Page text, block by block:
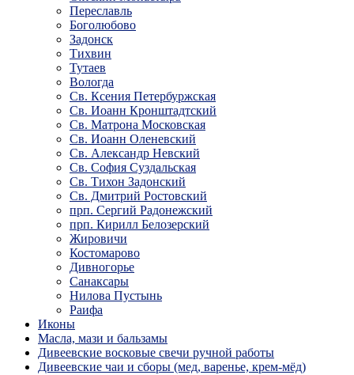
Переславль
Боголюбово
Задонск
Тихвин
Тутаев
Вологда
Св. Ксения Петербуржская
Св. Иоанн Кронштадтский
Св. Матрона Московская
Св. Иоанн Оленевский
Св. Александр Невский
Св. София Суздальская
Св. Тихон Задонский
Св. Дмитрий Ростовский
прп. Сергий Радонежский
прп. Кирилл Белозерский
Жировичи
Костомарово
Дивногорье
Санаксары
Нилова Пустынь
Раифа
Иконы
Масла, мази и бальзамы
Дивеевские восковые свечи ручной работы
Дивеевские чаи и сборы (мед, варенье, крем-мёд)